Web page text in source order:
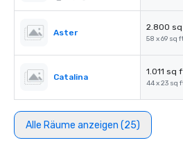
Aster
2.800
58 x 69 sq
Catalina
1.011 sq
44 x 23 sq
Alle Räume anzeigen (25)